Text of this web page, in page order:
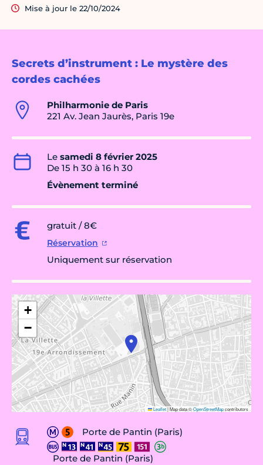
Secrets d’instrument : Le mystère des
cordes cachées
Philharmonie de Paris
221 Av. Jean Jaurès, Paris 19e
Le samedi 8 février 2025
De 15 h 30 à 16 h 30
Évènement terminé
gratuit / 8€
Réservation
Uniquement sur réservation
+
−
Leaflet|Map data ©OpenStreetMapcontributors
Porte de Pantin (Paris)
Porte de Pantin (Paris)
Mise à jour le 22/10/2024